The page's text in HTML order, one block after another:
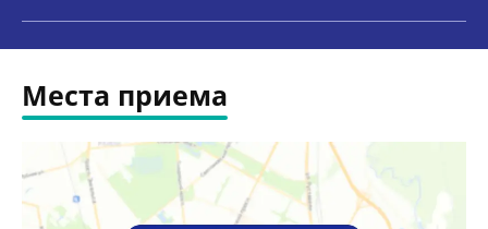
Места приема